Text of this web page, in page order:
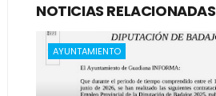
NOTICIAS RELACIONADAS
AYUNTAMIENTO